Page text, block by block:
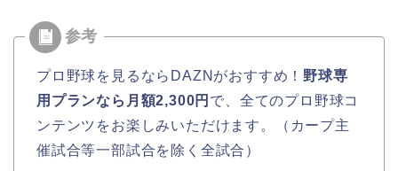
プロ野球を見るならDAZNがおすすめ！ 野球専
用プランなら月額2,300円 で、全てのプロ野球コ
ンテンツをお楽しみいただけます。（カープ主
催試合等一部試合を除く全試合）